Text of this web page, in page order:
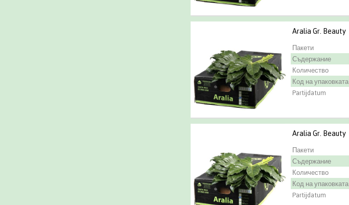
Aralia Gr. Beauty
Пакети
Съдержание
Количество
Код на упаковката
Partijdatum
Aralia Gr. Beauty
Пакети
Съдержание
Количество
Код на упаковката
Partijdatum